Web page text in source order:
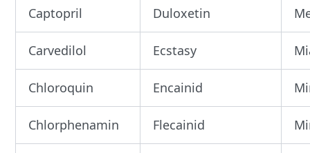
Captopril Duloxetin
Carvedilol Ecstasy
Chloroquin Encainid
Chlorphenamin Flecainid